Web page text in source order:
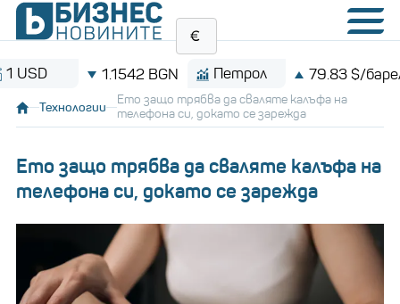
1.1542 BGN Петрол 79.83 $/барел
Технологии
Ето защо трябва да сваляте калъфа на
телефона си, докато се зарежда
Ето защо трябва да сваляте калъфа на
телефона си, докато се зарежда